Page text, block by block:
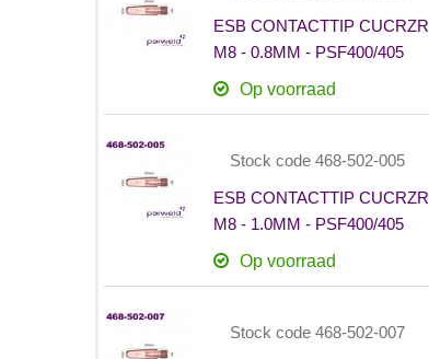
ESB CONTACTTIP CUCRZR
M8 - 0.8MM - PSF400/405
Op voorraad
Stock code 468-502-005
ESB CONTACTTIP CUCRZR
M8 - 1.0MM - PSF400/405
Op voorraad
Stock code 468-502-007